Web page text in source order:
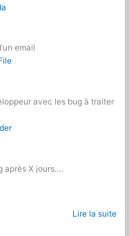
email
avec les bug à traiter
après X jours.…
Lire la suite